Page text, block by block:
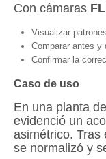
Con cámaras
Visualizar
Comparar antes y
Confirmar la
Caso de uso
En una planta
evidenció un
asimétrico. Tras
se normalizó y